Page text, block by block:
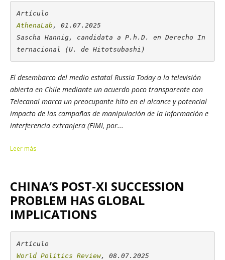
AthenaLab , 01.07.2025
Sascha Hannig, candidata a P.h.D. en Derecho In
ternacional (U. de Hitotsubashi)
El desembarco del medio estatal Russia Todaya la televisión
abierta en Chile mediante un acuerdo poco transparente con
Telecanal marca un preocupante hito en el alcance y potencial
impacto de las campañas de manipulación de la información e
interferencia extranjera (FIMI, por...
Leer más
CHINA’S POST-XI SUCCESSION
PROBLEM HAS GLOBAL
IMPLICATIONS
World Politics Review, 08.07.2025